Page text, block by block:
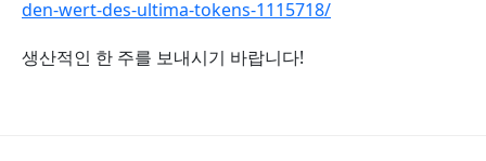
den-wert-des-ultima-tokens-1115718/
생산적인 한 주를 보내시기 바랍니다!